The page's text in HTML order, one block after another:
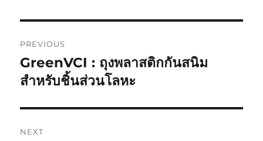
navigation
PREVIOUS
Previous
post:
GreenVCI : ถุงพลาสติกกันสนิม
สำหรับชิ้นส่วนโลหะ
NEXT